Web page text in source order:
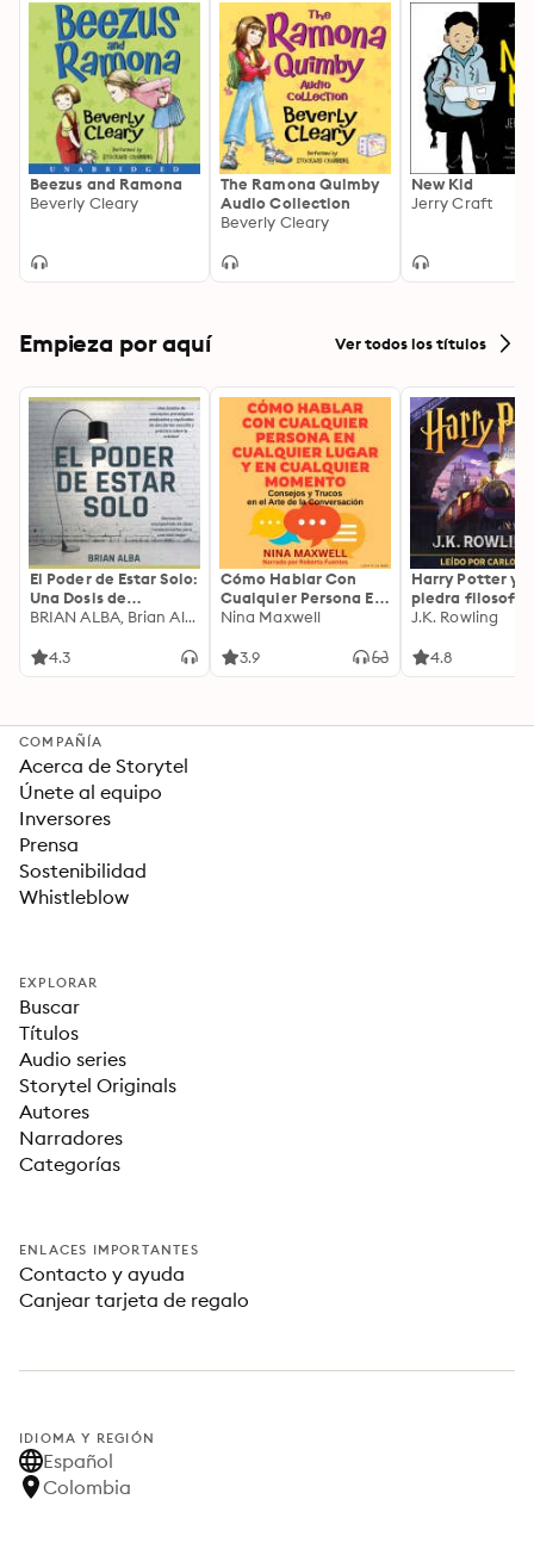
Beezus and Ramona
Beverly Cleary
The Ramona Quimby
Audio Collection
Beverly Cleary
New Kid
Jerry Craft
Empieza por aquí Ver todos los títulos
El Poder de Estar Solo:
Una Dosis de
Motivación
Ideas Revolucionarias
BRIAN ALBA, Brian Alba
4.3
Cómo Hablar Con
Cualquier Persona En
Cualquier Lugar Y En
Nina Maxwell
3.9
Harry Potter y
piedra filosofal
J.K. Rowling
4.8
COMPAÑÍA
Acerca de Storytel
Únete al equipo
Inversores
Prensa
Sostenibilidad
Whistleblow
EXPLORAR
Buscar
Títulos
Audio series
Storytel Originals
Autores
Narradores
Categorías
ENLACES IMPORTANTES
Contacto y ayuda
Canjear tarjeta de regalo
IDIOMA Y REGIÓN
Español
Colombia